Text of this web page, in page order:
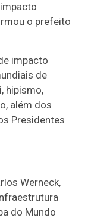
o prefeito
impacto
de
hipismo,
além dos
Presidentes
Werneck,
do Mundo